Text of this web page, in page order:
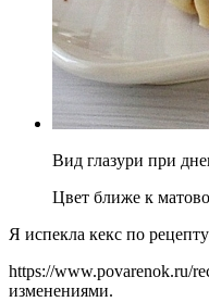
Вид глазури при
Цвет ближе к
Я испекла кекс по рецепту
https://www.povarenok.ru/
изменениями.